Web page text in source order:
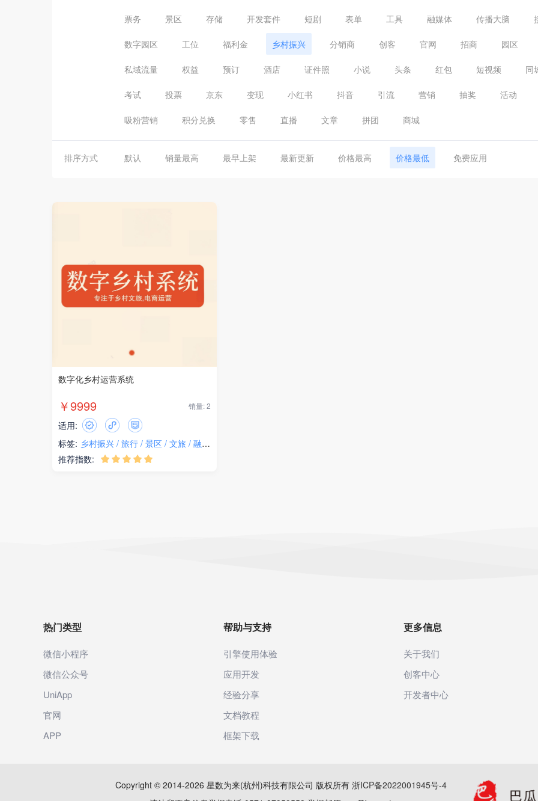
票务 景区 存储 开发套件 短剧 表单 工具 融媒体 传播大脑
数字园区 工位 福利金 乡村振兴 分销商 创客 官网 招商 园区
私域流量 权益 预订 酒店 证件照 小说 头条 红包 短视频 同
考试 投票 京东 变现 小红书 抖音 引流 营销 抽奖 活动
吸粉营销 积分兑换 零售 直播 文章 拼团 商城
排序方式 默认 销量最高 最早上架 最新更新 价格最高 价格最低 免费应用
数字化乡村运营系统
￥9999 销量: 2
适用:
标签: 乡村振兴 旅行 景区 文旅 融媒体
推荐指数:
    
热门类型
微信小程序
微信公众号
UniApp
官网
APP
帮助与支持
引擎使用体验
应用开发
经验分享
文档教程
框架下载
更多信息
关于我们
创客中心
开发者中心
Copyright © 2014-2026 星数为来(杭州)科技有限公司 版权所有 浙ICP备2022001945号-4